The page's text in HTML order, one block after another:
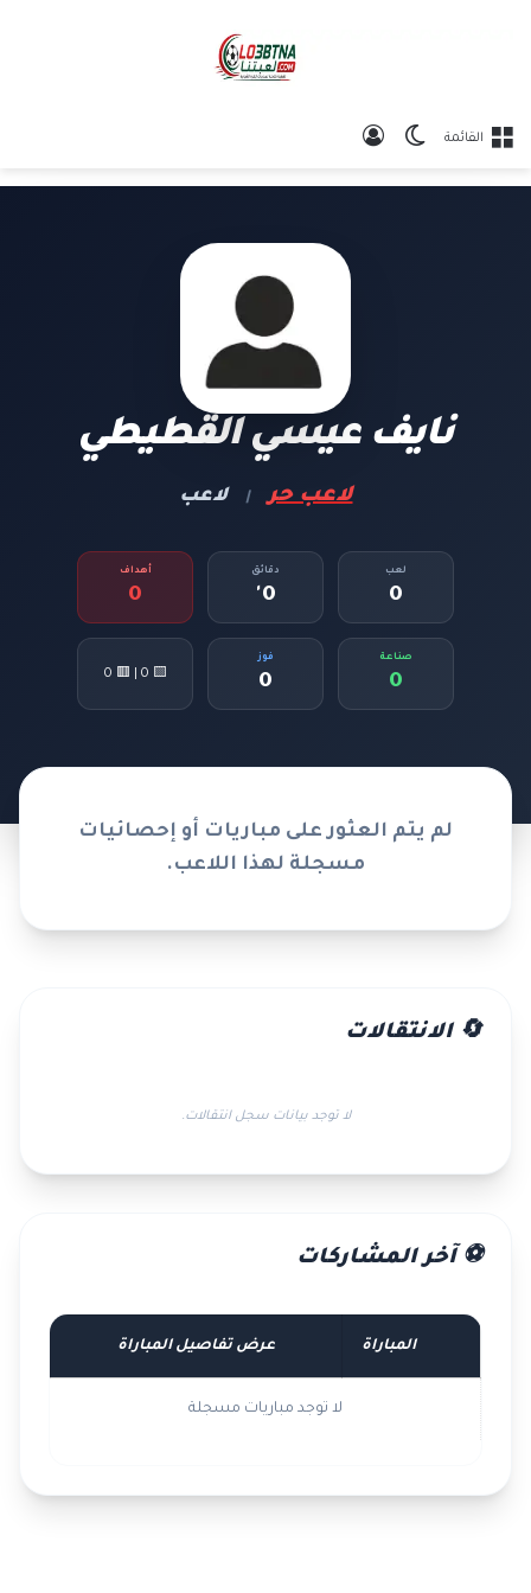
القائمة الوضع المظلم
نايف عيسي القطيطي
لاعب حر | لاعب
لعب
0
دقائق
0'
أهداف
0
صناعة
0
فوز
0
🟨 0 | 🟥 0
لم يتم العثور على مباريات أو إحصائيات
مسجلة لهذا اللاعب.
🔄 الانتقالات
لا توجد بيانات سجل انتقالات.
⚽ آخر المشاركات
المباراة عرض تفاصيل المباراة
لا توجد مباريات مسجلة